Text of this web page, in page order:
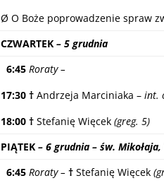
Ø O Boże poprowadzenie spraw
CZWARTEK – 5 grudnia
6:45 Roraty –
17:30 † Andrzeja Marciniaka – int.
18:00 † Stefanię Więcek (greg. 5)
PIĄTEK – 6 grudnia – św.
6:45 Roraty – † Stefanię Więcek